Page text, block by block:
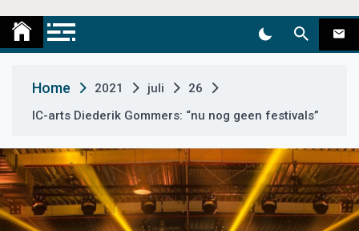
e
t
Medemblik Actueel
Home 2021 juli
26
IC-arts Diederik Gommers: “nu nog geen festivals”